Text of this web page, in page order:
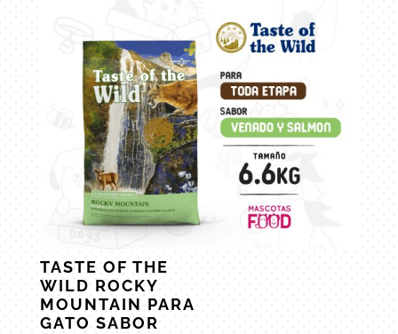
TASTE OF THE
WILD ROCKY
MOUNTAIN PARA
GATO SABOR